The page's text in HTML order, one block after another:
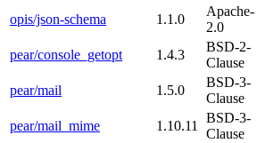
opis/json-schema
1.1.0
Apache-
2.0
pear/console_getopt 1.4.3
BSD-2-
Clause
pear/mail 1.5.0
BSD-3-
Clause
pear/mail_mime 1.10.11
BSD-3-
Clause